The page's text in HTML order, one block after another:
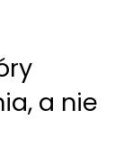
a nie